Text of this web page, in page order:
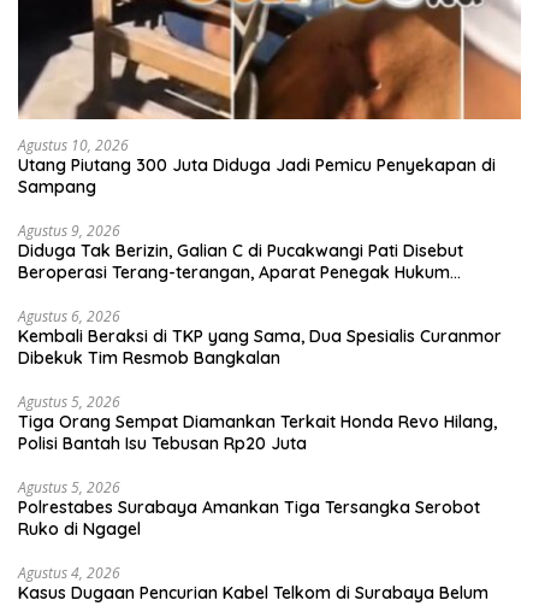
Agustus 10, 2026
Utang Piutang 300 Juta Diduga Jadi Pemicu Penyekapan di
Sampang
Agustus 9, 2026
Diduga Tak Berizin, Galian C di Pucakwangi Pati Disebut
Beroperasi Terang-terangan, Aparat Penegak Hukum
Agustus 6, 2026
Kembali Beraksi di TKP yang Sama, Dua Spesialis Curanmor
Dibekuk Tim Resmob Bangkalan
Agustus 5, 2026
Tiga Orang Sempat Diamankan Terkait Honda Revo Hilang,
Polisi Bantah Isu Tebusan Rp20 Juta
Agustus 5, 2026
Polrestabes Surabaya Amankan Tiga Tersangka Serobot
Ruko di Ngagel
Agustus 4, 2026
Kasus Dugaan Pencurian Kabel Telkom di Surabaya Belum